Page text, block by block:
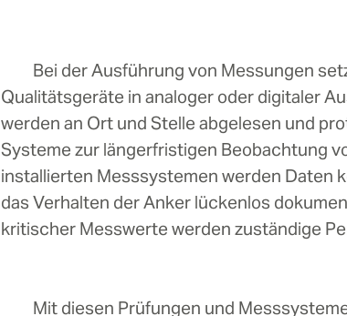
Bei der Ausführung von Messungen
Qualitätsgeräte in analoger oder digitaler
werden an Ort und Stelle abgelesen und
Systeme zur längerfristigen Beobachtung
installierten Messsystemen werden Daten
das Verhalten der Anker lückenlos
kritischer Messwerte werden zuständige
Mit diesen Prüfungen und